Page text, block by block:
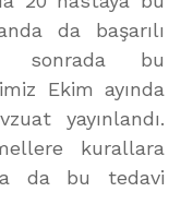
da başarılı
sonrada bu
Ekim ayında
yayınlandı.
kurallara
da bu tedavi